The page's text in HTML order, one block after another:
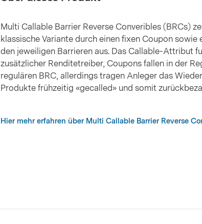
Multi Callable Barrier Reverse Converibles (BRCs)
klassische Variante durch einen fixen Coupon sowie
den jeweiligen Barrieren aus. Das Callable-Attribut
zusätzlicher Renditetreiber, Coupons fallen in der
regulären BRC, allerdings tragen Anleger das
Produkte frühzeitig «gecalled» und somit
Hier mehr erfahren über Multi Callable Barrier Reverse